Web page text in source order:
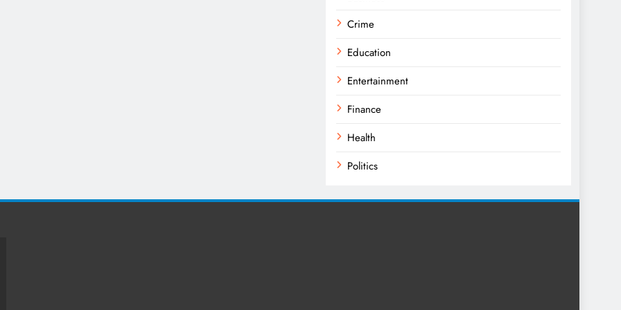
Crime
Education
Entertainment
Finance
Health
Politics